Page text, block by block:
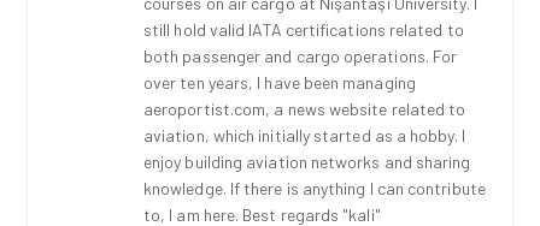
still hold valid IATA certifications related to
both passenger and cargo operations. For
over ten years, I have been managing
aeroportist.com, a news website related to
aviation, which initially started as a hobby. I
enjoy building aviation networks and sharing
knowledge. If there is anything I can contribute
to, I am here. Best regards "kali"